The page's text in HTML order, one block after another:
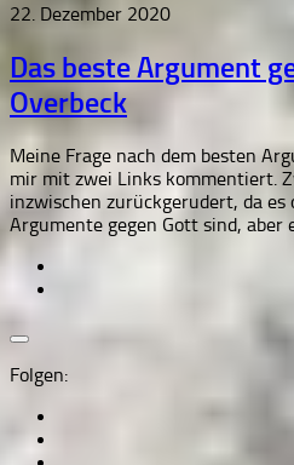
22. Dezember 2020
Das beste Argument
Overbeck
Meine Frage nach dem besten
mir mit zwei Links kommentiert.
inzwischen zurückgerudert, da
Argumente gegen Gott sind, aber
Folgen: